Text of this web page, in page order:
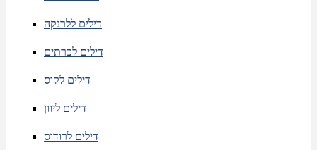
דילים ללרנקה
דילים לכרתים
דילים לקוס
דילים ליוון
דילים לרודוס